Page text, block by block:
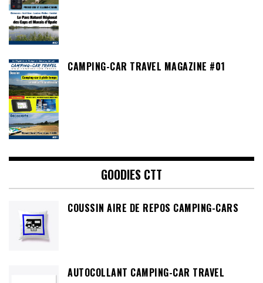
CAMPING-CAR TRAVEL MAGAZINE #01
GOODIES CTT
COUSSIN AIRE DE REPOS CAMPING-CARS
AUTOCOLLANT CAMPING-CAR TRAVEL